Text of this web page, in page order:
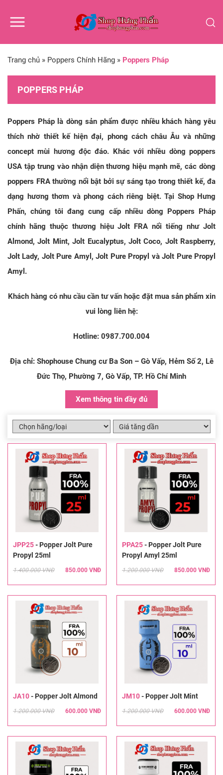
Trang chủ » Poppers Chính Hãng » Poppers Pháp
POPPERS PHÁP
Poppers Pháp là dòng sản phẩm được nhiều khách hàng yêu
thích nhờ thiết kế hiện đại, phong cách châu Âu và những
concept mùi hương độc đáo. Khác với nhiều dòng poppers
USA tập trung vào nhận diện thương hiệu mạnh mẽ, các dòng
poppers FRA thường nổi bật bởi sự sáng tạo trong thiết kế, đa
dạng hương thơm và phong cách riêng biệt. Tại Shop Hưng
Phấn, chúng tôi đang cung cấp nhiều dòng Poppers Pháp
chính hãng thuộc thương hiệu Jolt FRA nổi tiếng như Jolt
Almond, Jolt Mint, Jolt Eucalyptus, Jolt Coco, Jolt Raspberry,
Jolt Lady, Jolt Pure Amyl, Jolt Pure Propyl và Jolt Pure Propyl
Amyl.
Khách hàng có nhu cầu cần tư vấn hoặc đặt mua sản phẩm xin
vui lòng liên hệ:
Hotline: 0987.700.004
Địa chỉ: Shophouse Chung cư Ba Son – Gò Vấp, Hẻm Số 2, Lê
Đức Thọ, Phường 7, Gò Vấp, TP. Hồ Chí Minh
Xem thông tin đầy đủ
JPP25- Popper Jolt Pure
Propyl 25ml
1.400.000 VNĐ 850.000 VNĐ
PPA25- Popper Jolt Pure
Propyl Amyl 25ml
1.200.000 VNĐ 850.000 VNĐ
JA10- Popper Jolt Almond
1.200.000 VNĐ 600.000 VNĐ
JM10- Popper Jolt Mint
1.200.000 VNĐ 600.000 VNĐ